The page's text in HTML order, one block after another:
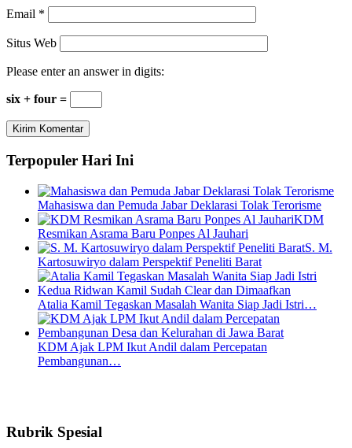
Email *
Situs Web
Please enter an answer in digits:
six + four =
Terpopuler Hari Ini
Mahasiswa dan Pemuda Jabar Deklarasi Tolak Terorisme
KDM
Resmikan Asrama Baru Ponpes Al Jauhari
S. M.
Kartosuwiryo dalam Perspektif Peneliti Barat
Atalia Kamil Tegaskan Masalah Wanita Siap Jadi Istri…
KDM Ajak LPM Ikut Andil dalam Percepatan
Pembangunan…
Rubrik Spesial